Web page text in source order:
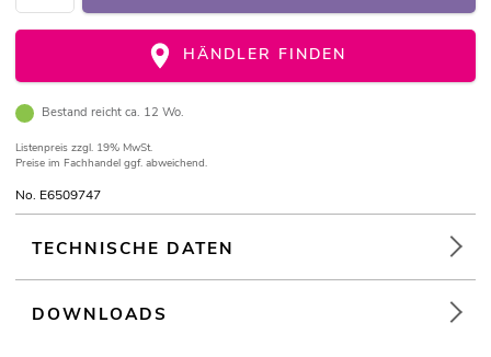
HÄNDLER FINDEN
Bestand reicht ca. 12 Wo.
Listenpreis zzgl. 19% MwSt.
Preise im Fachhandel ggf. abweichend.
No. E6509747
TECHNISCHE DATEN
DOWNLOADS